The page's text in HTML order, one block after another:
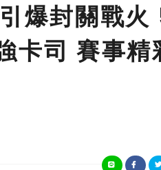
爆封關戰火
卡司 賽事精